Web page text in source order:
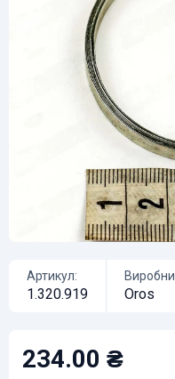
Артикул:
1.320.919 Oros
234.00 ₴